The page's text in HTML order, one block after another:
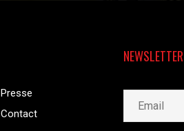
Presse
Contact
NEWSLETTER